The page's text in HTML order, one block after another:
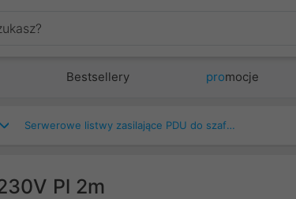
Bestsellery promocje
Serwerowe listwy zasilające PDU do szaf Rack
Pl 2m